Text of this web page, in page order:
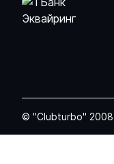
© "Clubturbo"